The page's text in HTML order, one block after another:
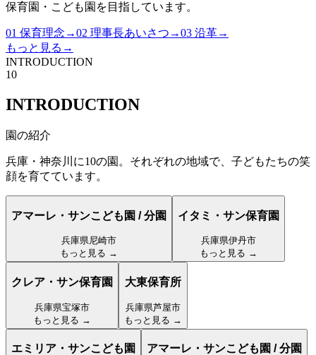
保育園・こども園を目指しています。
01 保育理念 →02 理事長あいさつ →03 沿革→
もっと見る →
INTRODUCTION
10
INTRODUCTION
園の紹介
兵庫・神奈川に10の園。それぞれの地域で、子どもたちの笑
顔を育てています。
アマーレ・サンこども園 / 分園
兵庫県尼崎市
もっと見る →
イタミ・サン保育園
兵庫県伊丹市
もっと見る →
クレア・サン保育園
兵庫県宝塚市
もっと見る →
大東保育所
兵庫県芦屋市
もっと見る →
エミリア・サンこども園 アマーレ・サンこども園 / 分園